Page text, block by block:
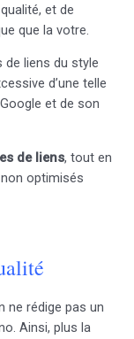
et de
que la votre.
liens du style
d’une telle
et de son
de liens, tout en
optimisés
ne rédige pas un
Ainsi, plus la